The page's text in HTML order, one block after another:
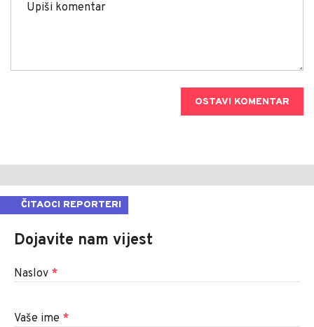
OSTAVI KOMENTAR
ČITAOCI REPORTERI
Dojavite nam vijest
Naslov *
Vaše ime *